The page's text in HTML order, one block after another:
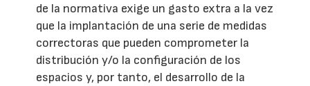
de la normativa exige un gasto extra a la vez
que la implantación de una serie de medidas
correctoras que pueden comprometer la
distribución y/o la configuración de los
espacios y, por tanto, el desarrollo de la